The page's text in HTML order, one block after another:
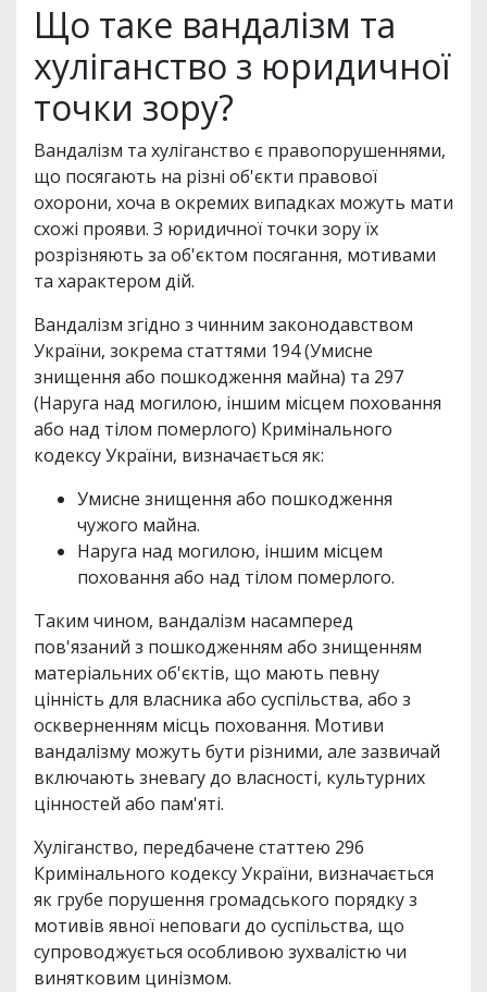
Що таке вандалізм та
хуліганство з юридичної
точки зору?
Вандалізм та хуліганство є правопорушеннями,
що посягають на різні об'єкти правової
охорони, хоча в окремих випадках можуть мати
схожі прояви. З юридичної точки зору їх
розрізняють за об'єктом посягання, мотивами
та характером дій.
Вандалізм згідно з чинним законодавством
України, зокрема статтями 194 (Умисне
знищення або пошкодження майна) та 297
(Наруга над могилою, іншим місцем поховання
або над тілом померлого) Кримінального
кодексу України, визначається як:
Умисне знищення або пошкодження
чужого майна.
Наруга над могилою, іншим місцем
поховання або над тілом померлого.
Таким чином, вандалізм насамперед
пов'язаний з пошкодженням або знищенням
матеріальних об'єктів, що мають певну
цінність для власника або суспільства, або з
оскверненням місць поховання. Мотиви
вандалізму можуть бути різними, але зазвичай
включають зневагу до власності, культурних
цінностей або пам'яті.
Хуліганство, передбачене статтею 296
Кримінального кодексу України, визначається
як грубе порушення громадського порядку з
мотивів явної неповаги до суспільства, що
супроводжується особливою зухвалістю чи
винятковим цинізмом.